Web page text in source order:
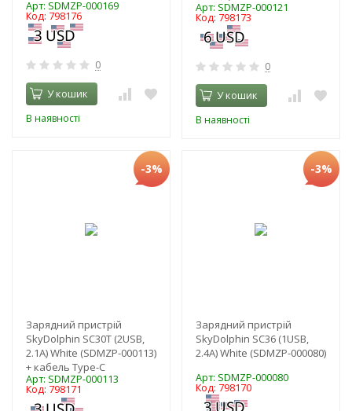
Арт: SDMZP-000169
Код: 798176
0
У кошик
В наявності
Арт: SDMZP-000121
Код: 798173
0
У кошик
В наявності
-3%
Зарядний пристрій
SkyDolphin SC30T (2USB,
2.1A) White (SDMZP-000113)
+ кабель Type-C
Арт: SDMZP-000113
Код: 798171
-3%
Зарядний пристрій
SkyDolphin SC36 (1USB,
2.4A) White (SDMZP-000080)
Арт: SDMZP-000080
Код: 798170